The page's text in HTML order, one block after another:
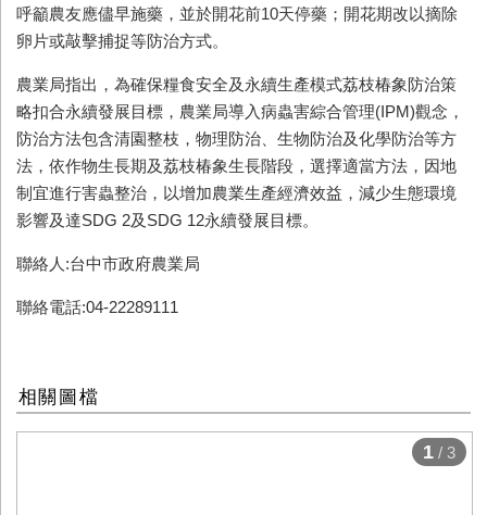
呼籲農友應儘早施藥，並於開花前10天停藥；開花期改以摘除
卵片或敲擊捕捉等防治方式。
農業局指出，為確保糧食安全及永續生產模式荔枝椿象防治策
略扣合永續發展目標，農業局導入病蟲害綜合管理(IPM)觀念，
防治方法包含清園整枝，物理防治、生物防治及化學防治等方
法，依作物生長期及荔枝椿象生長階段，選擇適當方法，因地
制宜進行害蟲整治，以增加農業生產經濟效益，減少生態環境
影響及達SDG 2及SDG 12永續發展目標。
聯絡人:台中市政府農業局
聯絡電話:04-22289111
相關圖檔
1 / 3